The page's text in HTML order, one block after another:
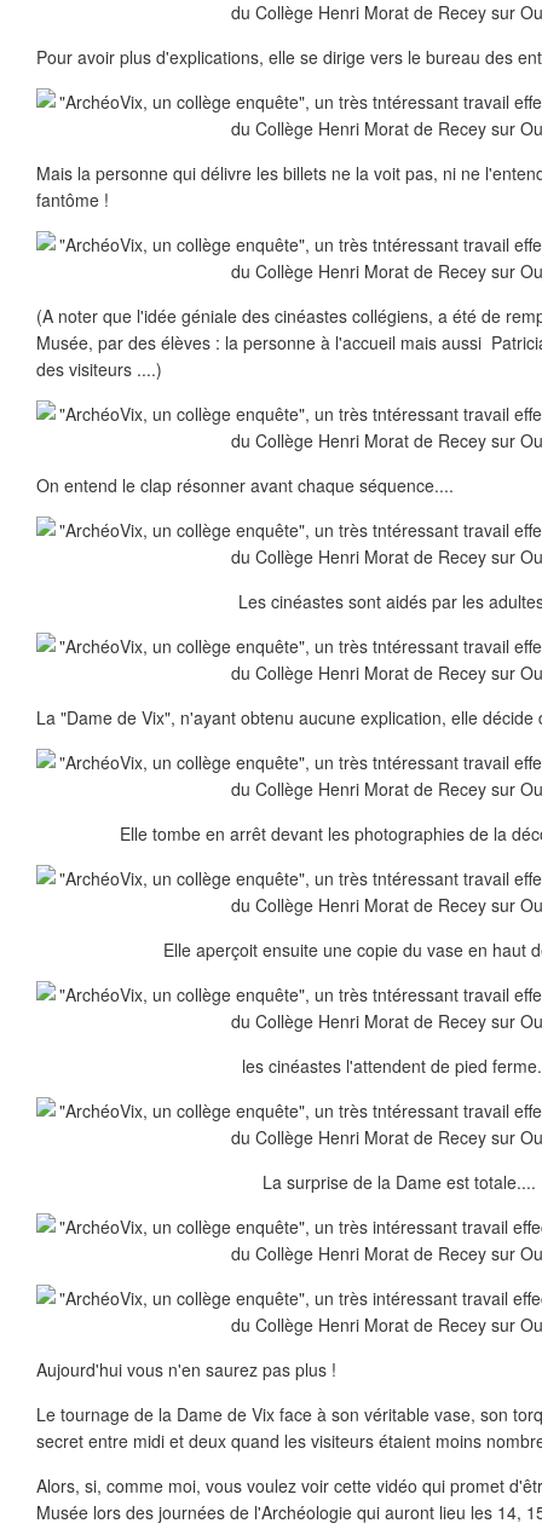
Pour avoir plus d'explications, elle se dirige vers le bureau des
Mais la personne qui délivre les billets ne la voit pas, ni ne
fantôme !
(A noter que l'idée géniale des cinéastes collégiens, a été de
Musée, par des élèves : la personne à l'accueil mais aussi
des visiteurs ....)
On entend le clap résonner avant chaque séquence....
Les cinéastes sont aidés par les
La "Dame de Vix", n'ayant obtenu aucune explication, elle décide
Elle tombe en arrêt devant les photographies de la
Elle aperçoit ensuite une copie du vase en haut
les cinéastes l'attendent de pied
La surprise de la Dame est totale....
Aujourd'hui vous n'en saurez pas plus !
Le tournage de la Dame de Vix face à son véritable vase, son
secret entre midi et deux quand les visiteurs étaient moins
Alors, si, comme moi, vous voulez voir cette vidéo qui promet
Musée lors des journées de l'Archéologie qui auront lieu les 14,